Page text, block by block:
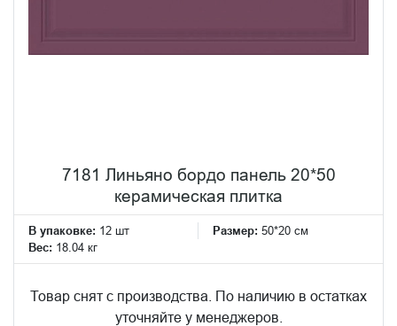
7181 Линьяно бордо панель 20*50
керамическая плитка
В упаковке: 12 шт Размер: 50*20 см
Вес: 18.04 кг
Товар снят с производства. По наличию в остатках
уточняйте у менеджеров.